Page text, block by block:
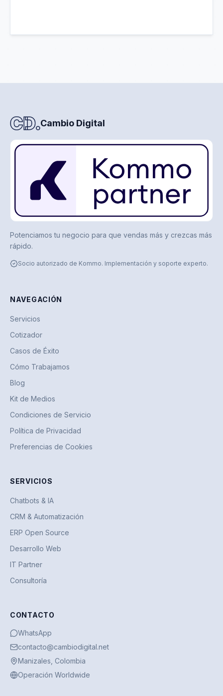
Cambio Digital
Potenciamos tu negocio para que vendas más y crezcas más
rápido.
Socio autorizado de Kommo. Implementación y soporte experto.
NAVEGACIÓN
Servicios
Cotizador
Casos de Éxito
Cómo Trabajamos
Blog
Kit de Medios
Condiciones de Servicio
Política de Privacidad
Preferencias de Cookies
SERVICIOS
Chatbots & IA
CRM & Automatización
ERP Open Source
Desarrollo Web
IT Partner
Consultoría
CONTACTO
WhatsApp
contacto@cambiodigital.net
Manizales, Colombia
Operación Worldwide